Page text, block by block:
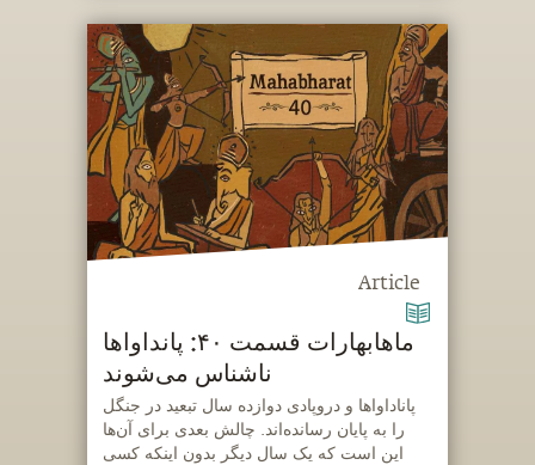
Article
ماهابهارات قسمت ۴۰: پانداواها
ناشناس می‌شوند
‫پاناداواها و دروپادی دوازده سال تبعید در جنگل
را به پایان رسانده‌اند. چالش بعدی برای آن‌ها
این است که یک سال دیگر بدون اینکه کسی